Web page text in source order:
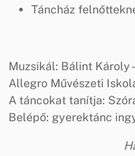
Táncház
Muzsikál: Bálint Károly
Allegro Művészeti
A táncokat tanítja:
Belépő: gyerektánc